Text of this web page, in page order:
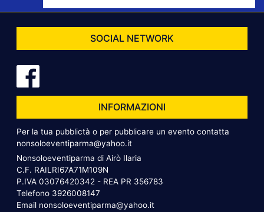
SOCIAL NETWORK
INFORMAZIONI
Per la tua pubblictà o per pubblicare un evento contatta
nonsoloeventiparma@yahoo.it
Nonsoloeventiparma di Airò Ilaria
C.F. RAILRI67A71M109N
P.IVA 03076420342 - REA PR 356783
Telefono 3926008147
Email nonsoloeventiparma@yahoo.it